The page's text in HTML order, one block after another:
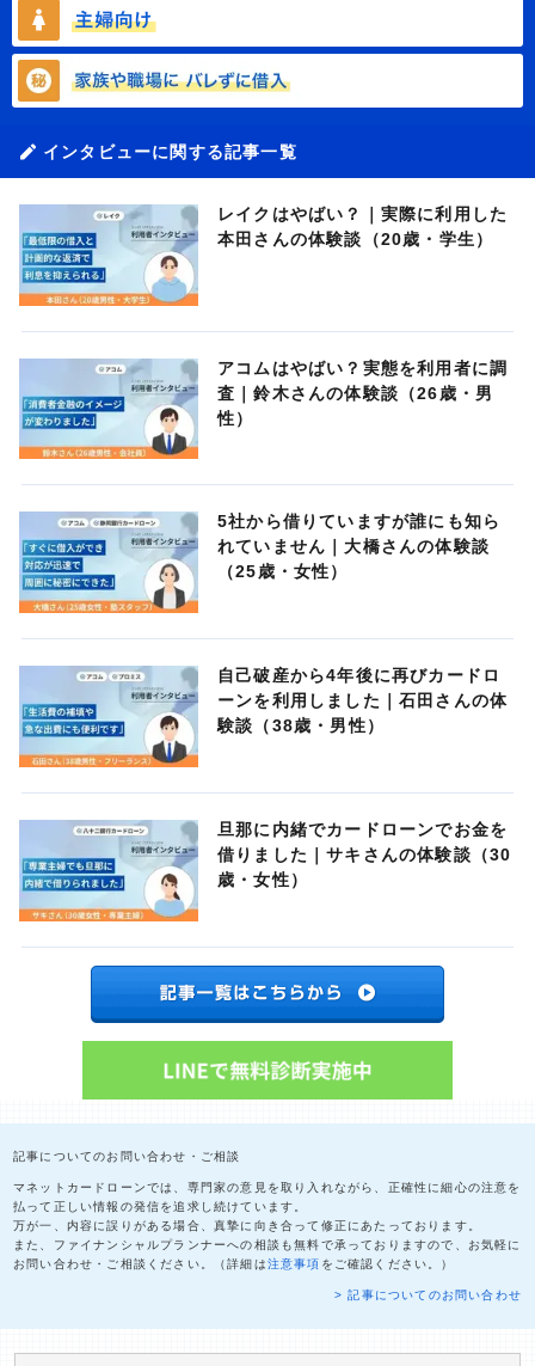
インタビューに関する記事一覧
レイクはやばい？｜実際に利用した
本田さんの体験談（20歳・学生）
アコムはやばい？実態を利用者に調
査｜鈴木さんの体験談（26歳・男
性）
5社から借りていますが誰にも知ら
れていません｜大橋さんの体験談
（25歳・女性）
自己破産から4年後に再びカードロ
ーンを利用しました｜石田さんの体
験談（38歳・男性）
旦那に内緒でカードローンでお金を
借りました｜サキさんの体験談（30
歳・女性）
記事についてのお問い合わせ・ご相談
マネットカードローンでは、専門家の意見を取り入れながら、正確性に細心の注意を
払って正しい情報の発信を追求し続けています。
万が一、内容に誤りがある場合、真摯に向き合って修正にあたっております。
また、ファイナンシャルプランナーへの相談も無料で承っておりますので、お気軽に
お問い合わせ・ご相談ください。（詳細は注意事項 をご確認ください。）
> 記事についてのお問い合わせ